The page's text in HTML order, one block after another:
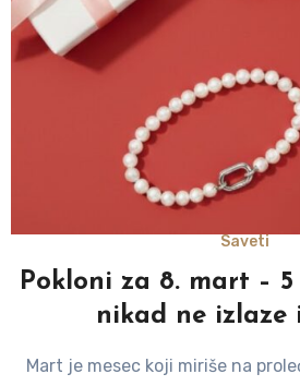
Saveti
Pokloni za 8. mart –
nikad ne izlaze
Mart je mesec koji miriše na proleće, buđenje prirode i